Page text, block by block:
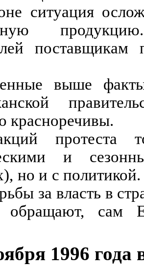
ситуация
выше
красноречивы.
протеста
и
но и с
за власть в
обращают, сам
1996 года